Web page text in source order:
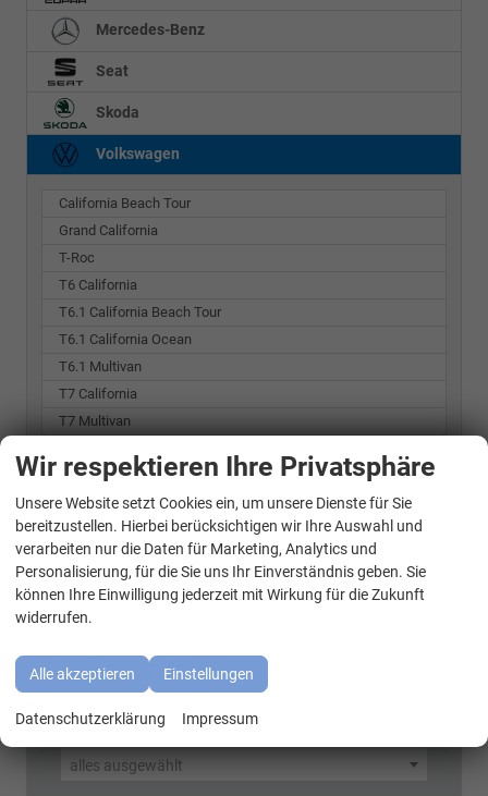
Mercedes-Benz
Seat
Skoda
Volkswagen
California Beach Tour
Grand California
T-Roc
T6 California
T6.1 California Beach Tour
T6.1 California Ocean
T6.1 Multivan
T7 California
T7 Multivan
Schnellsuche
Marke
alles ausgewählt
alles ausgewählt
alles ausgewählt
Wir respektieren Ihre Privatsphäre
Unsere Website setzt Cookies ein, um unsere Dienste für Sie
bereitzustellen. Hierbei berücksichtigen wir Ihre Auswahl und
verarbeiten nur die Daten für Marketing, Analytics und
Personalisierung, für die Sie uns Ihr Einverständnis geben. Sie
können Ihre Einwilligung jederzeit mit Wirkung für die Zukunft
widerrufen.
Alle akzeptieren Einstellungen
Datenschutzerklärung Impressum